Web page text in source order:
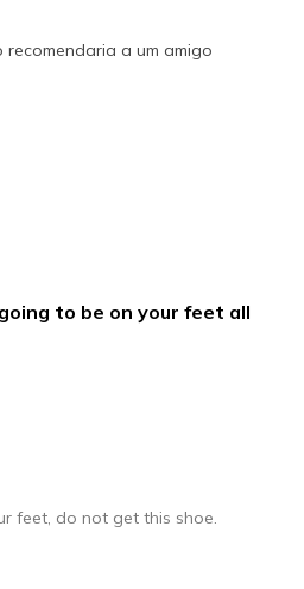
feet all day.
are for Wearing
recomendaria a um amigo
to be on your feet all
feet, do not get this shoe.